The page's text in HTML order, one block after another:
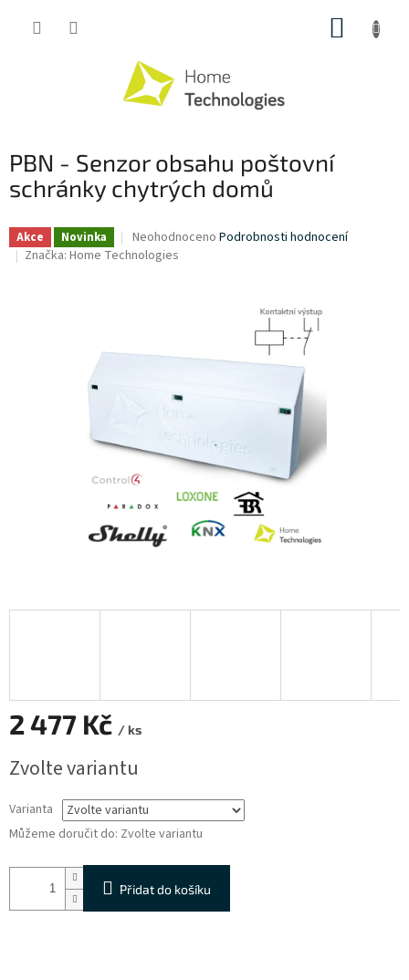
PBN - Senzor obsahu poštovní
schránky chytrých domů
Akce Novinka
Průměrné
hodnocení
hvězdiček.
Neohodnoceno Podrobnosti hodnocení
Značka: Home Technologies
2 477 Kč / ks
cena:
Zvolte variantu
Varianta
Můžeme doručit do: Zvolte variantu
Přidat do košíku